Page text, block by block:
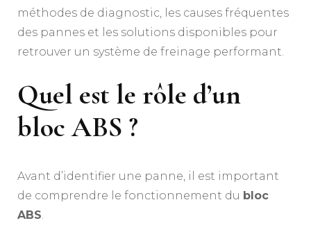
méthodes de diagnostic, les causes fréquentes
des pannes et les solutions disponibles pour
retrouver un système de freinage performant.
Quel est le rôle d’un
bloc ABS ?
Avant d’identifier une panne, il est important
de comprendre le fonctionnement du bloc
ABS.